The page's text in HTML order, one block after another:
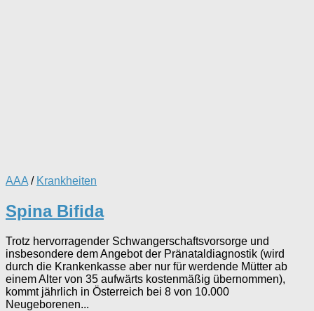
AAA / Krankheiten
Spina Bifida
Trotz hervorragender Schwangerschaftsvorsorge und
insbesondere dem Angebot der Pränataldiagnostik (wird
durch die Krankenkasse aber nur für werdende Mütter ab
einem Alter von 35 aufwärts kostenmäßig übernommen),
kommt jährlich in Österreich bei 8 von 10.000
Neugeborenen...